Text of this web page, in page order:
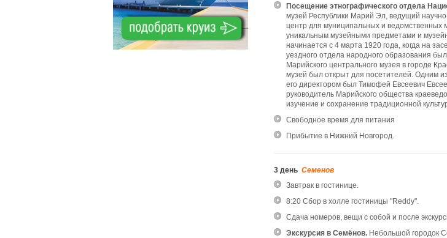
Посещение этнографического отдела
музей Республики Марий Эл, ведущий
центр для муниципальных и ведомственных
уникальным музейными предметами и
начинается с 4 марта 1920 года, когда на
уездного отдела народного образования
Марийского центрального музея в городе
музей был открыт для посетителей. Одним
его директором был Тимофей Евсеевич
руководитель Марийского общества
изучение и сохранение традиционной
Свободное время для питания
Прибытие в Нижний Новгород.
3 день Семенов
Завтрак в гостинице.
8:20 Сбор в холле гостиницы "Reddy".
Сдача номеров, вещи с собой и после
Экскурсия в Семёнов. Небольшой городок